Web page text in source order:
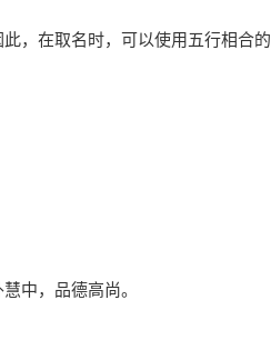
，在取名时，可以使用五行相合的
中，品德高尚。